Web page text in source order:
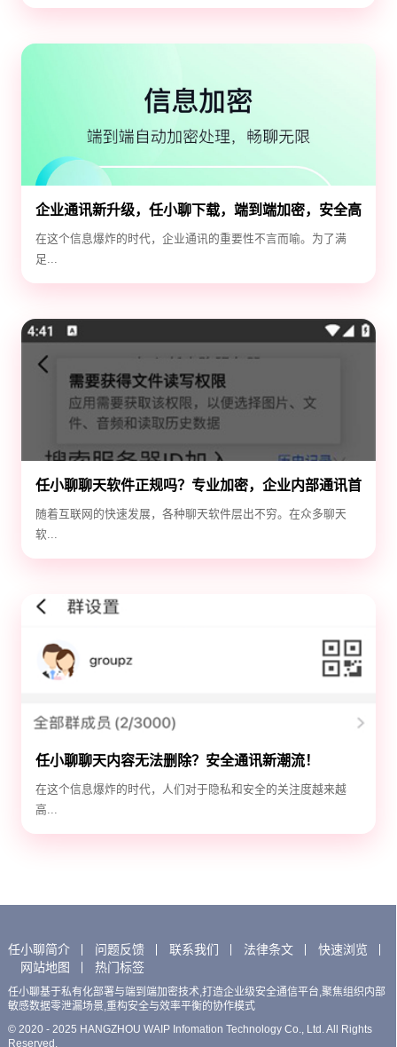
企业通讯新升级，任小聊下载，端到端加密，安全高
效！
在这个信息爆炸的时代，企业通讯的重要性不言而喻。为了满
足...
任小聊聊天软件正规吗？专业加密，企业内部通讯首
选！
随着互联网的快速发展，各种聊天软件层出不穷。在众多聊天
软...
任小聊聊天内容无法删除？安全通讯新潮流！
在这个信息爆炸的时代，人们对于隐私和安全的关注度越来越
高...
任小聊简介 问题反馈 联系我们 法律条文
快速浏览
网站地图
热门标签
任小聊基于私有化部署与端到端加密技术,打造企业级安全通信平台,聚焦组织内部
敏感数据零泄漏场景,重构安全与效率平衡的协作模式
© 2020 - 2025 HANGZHOU WAIP Infomation Technology Co., Ltd. All Rights
Reserved.